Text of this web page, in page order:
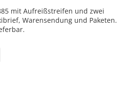
mit Aufreißstreifen und zwei
Warensendung und Paketen.